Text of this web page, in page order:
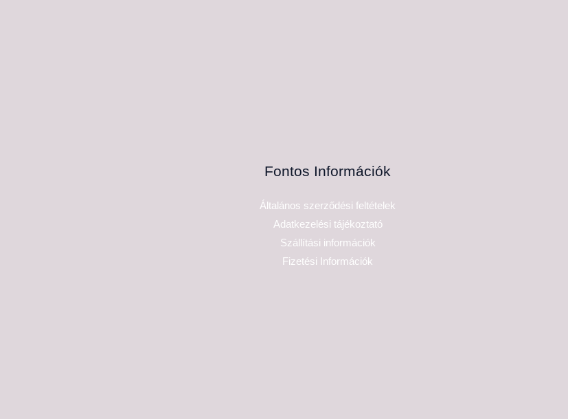
Fontos Információk
Általános szerződési feltételek
Adatkezelési tájékoztató
Szállítási információk
Fizetési Információk